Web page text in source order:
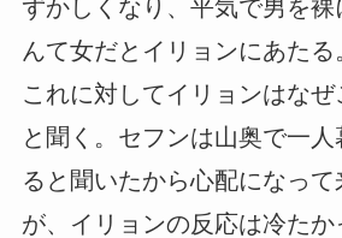
ずかしくなり、平気で男を
んて女だとイリョンにあたる
これに対してイリョンはな
と聞く。セフンは山奥で一
ると聞いたから心配になって
が、イリョンの反応は冷たか